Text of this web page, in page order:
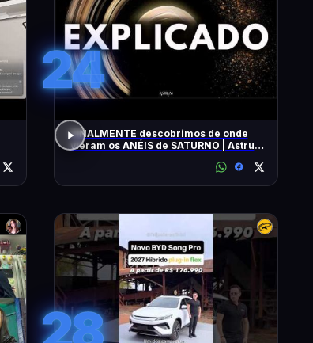
24
FINALMENTE descobrimos de onde
vieram os ANÉIS de SATURNO | Astrum
28